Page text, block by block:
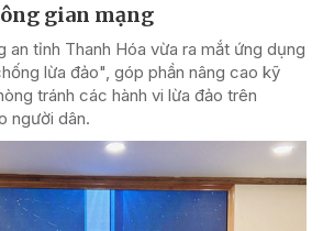
gian mạng
an tỉnh Thanh Hóa vừa ra mắt ứng dụng
lừa đảo", góp phần nâng cao kỹ
tránh các hành vi lừa đảo trên
người dân.